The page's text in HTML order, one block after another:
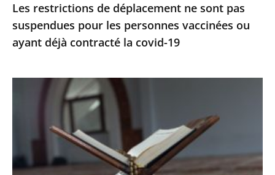
ou
ayant
déjà
la
Les restrictions de déplacement ne sont pas
suspendues pour les personnes vaccinées ou
ayant déjà contracté la covid-19
référés
rejette
la